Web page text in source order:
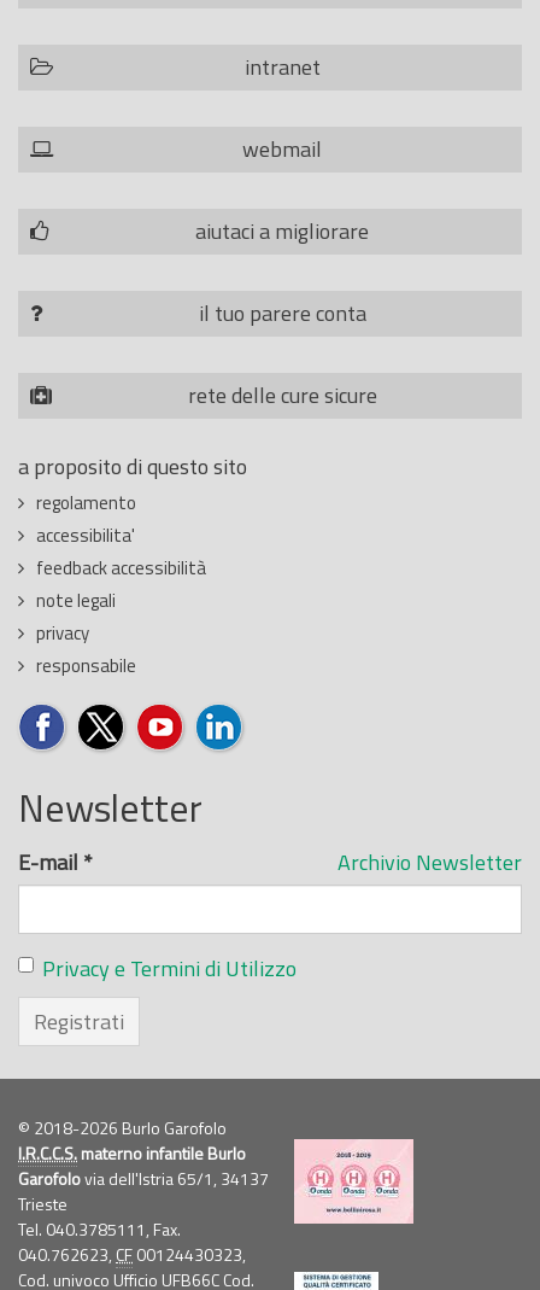
intranet
webmail
aiutaci a migliorare
il tuo parere conta
rete delle cure sicure
a proposito di questo sito
regolamento
accessibilita'
feedback accessibilità
note legali
privacy
responsabile
Newsletter
Archivio Newsletter
E-mail *
Privacy e Termini di Utilizzo
Registrati
© 2018-2026 Burlo Garofolo
I.R.C.C.S.materno infantile Burlo
Garofolovia dell'Istria 65/1, 34137
Trieste
Tel. 040.3785111, Fax.
040.762623, CF00124430323,
Cod. univoco Ufficio UFB66C Cod.